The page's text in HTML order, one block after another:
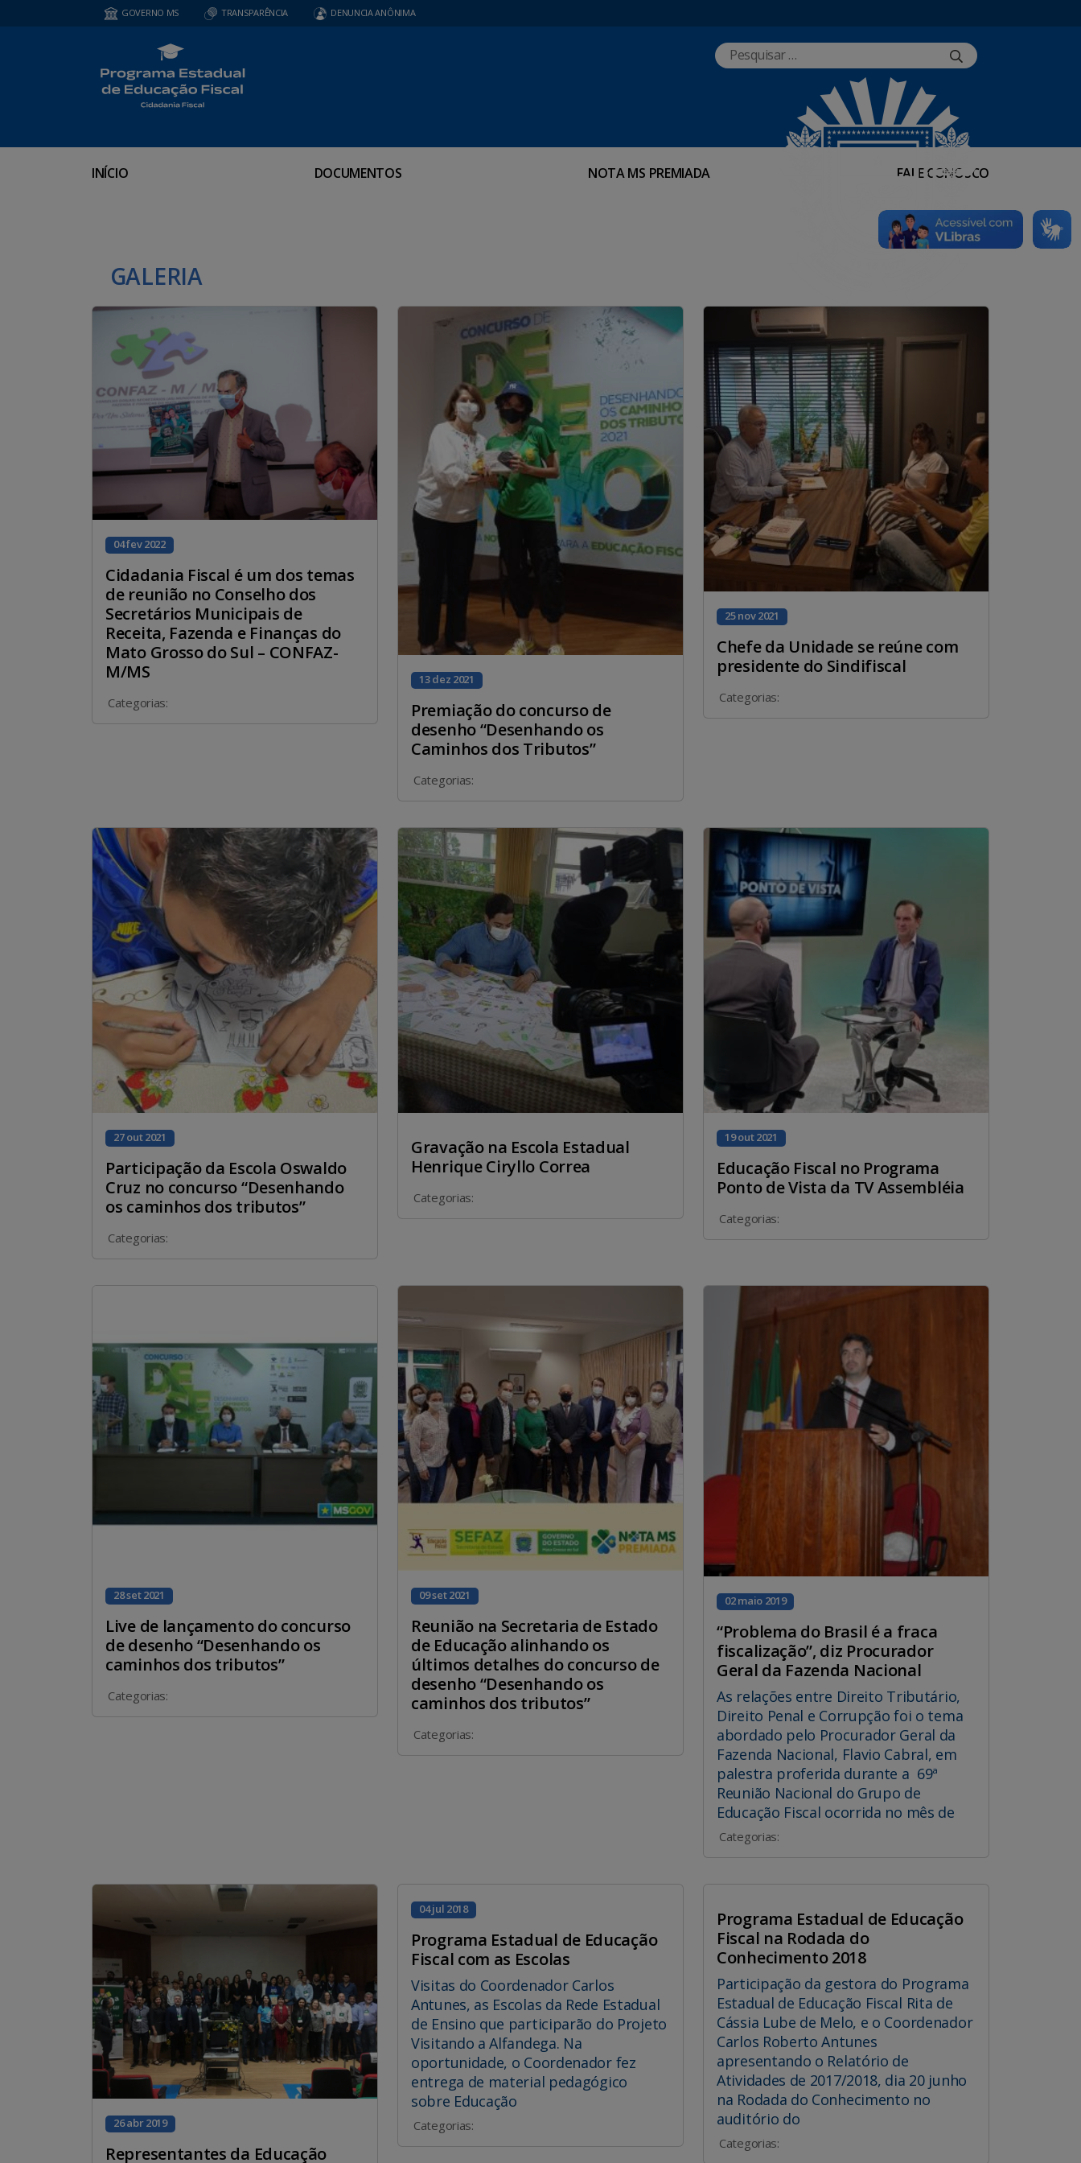
GOVERNO MS TRANSPARÊNCIA DENUNCIA ANÔNIMA
INÍCIO DOCUMENTOS NOTA MS PREMIADA FALE CONOSCO
GALERIA
04 fev 2022
Cidadania Fiscal é um dos temas
de reunião no Conselho dos
Secretários Municipais de
Receita, Fazenda e Finanças do
Mato Grosso do Sul – CONFAZ-
M/MS
Categorias:
13 dez 2021
Premiação do concurso de
desenho “Desenhando os
Caminhos dos Tributos”
Categorias:
25 nov 2021
Chefe da Unidade se reúne com
presidente do Sindifiscal
Categorias:
27 out 2021
Participação da Escola Oswaldo
Cruz no concurso “Desenhando
os caminhos dos tributos”
Categorias:
Gravação na Escola Estadual
Henrique Ciryllo Correa
Categorias:
19 out 2021
Educação Fiscal no Programa
Ponto de Vista da TV Assembléia
Categorias:
28 set 2021
Live de lançamento do concurso
de desenho “Desenhando os
caminhos dos tributos”
Categorias:
09 set 2021
Reunião na Secretaria de Estado
de Educação alinhando os
últimos detalhes do concurso de
desenho “Desenhando os
caminhos dos tributos”
Categorias:
02 maio 2019
“Problema do Brasil é a fraca
fiscalização”, diz Procurador
Geral da Fazenda Nacional
As relações entre Direito Tributário,
Direito Penal e Corrupção foi o tema
abordado pelo Procurador Geral da
Fazenda Nacional, Flavio Cabral, em
palestra proferida durante a 69ª
Reunião Nacional do Grupo de
Educação Fiscal ocorrida no mês de
Categorias:
26 abr 2019
Representantes da Educação
04 jul 2018
Programa Estadual de Educação
Fiscal com as Escolas
Visitas do Coordenador Carlos
Antunes, as Escolas da Rede Estadual
de Ensino que participarão do Projeto
Visitando a Alfandega. Na
oportunidade, o Coordenador fez
entrega de material pedagógico
sobre Educação
Categorias:
Programa Estadual de Educação
Fiscal na Rodada do
Conhecimento 2018
Participação da gestora do Programa
Estadual de Educação Fiscal Rita de
Cássia Lube de Melo, e o Coordenador
Carlos Roberto Antunes
apresentando o Relatório de
Atividades de 2017/2018, dia 20 junho
na Rodada do Conhecimento no
auditório do
Categorias: